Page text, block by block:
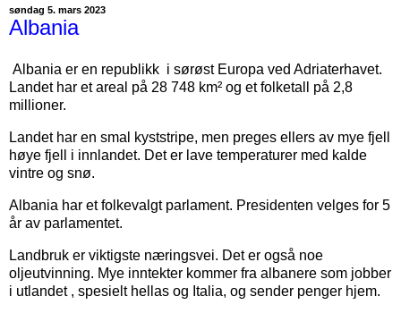
søndag 5. mars 2023
Albania
Albania er en republikk i sørøst Europa ved Adriaterhavet.
Landet har et areal på 28 748 km² og et folketall på 2,8
millioner.
Landet har en smal kyststripe, men preges ellers av mye fjell
høye fjell i innlandet. Det er lave temperaturer med kalde
vintre og snø.
Albania har et folkevalgt parlament. Presidenten velges for 5
år av parlamentet.
Landbruk er viktigste næringsvei. Det er også noe
oljeutvinning. Mye inntekter kommer fra albanere som jobber
i utlandet , spesielt hellas og Italia, og sender penger hjem.